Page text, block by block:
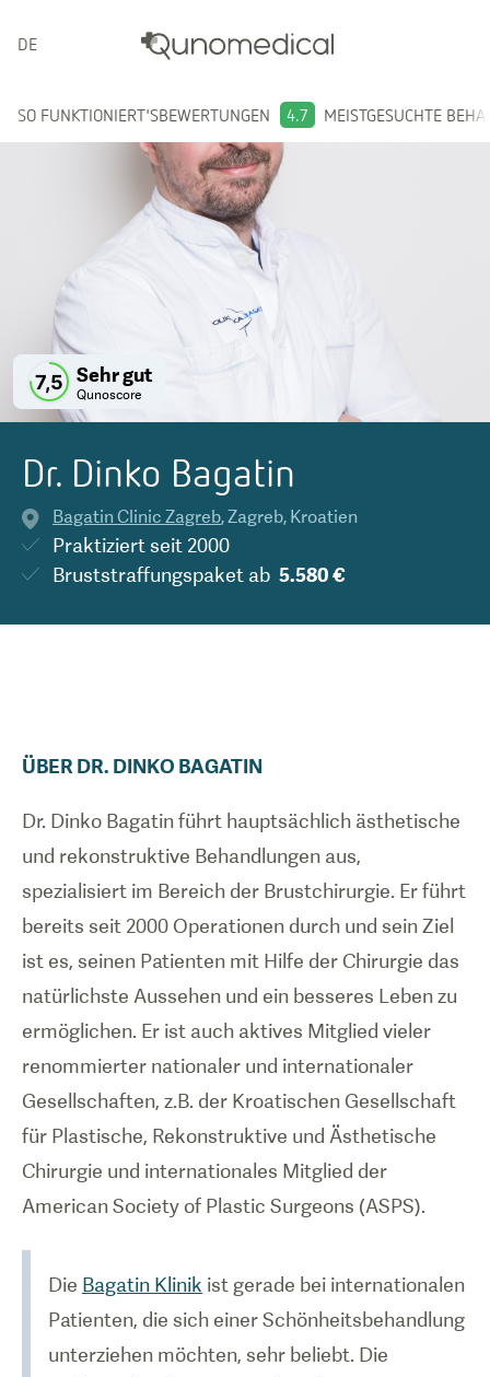
DEUTSCH
SO FUNKTIONIERT'SBEWERTUNGEN 4.7 MEISTGESUCHTE
7,5 Sehr gut
Qunoscore
Dr. Dinko Bagatin
Bagatin Clinic Zagreb,Zagreb, Kroatien
Praktiziert seit 2000
Bruststraffungspaket ab 5.580 €
ÜBER DR. DINKO BAGATIN
Dr. Dinko Bagatin führt hauptsächlich ästhetische
und rekonstruktive Behandlungen aus,
spezialisiert im Bereich der Brustchirurgie. Er führt
bereits seit 2000 Operationen durch und sein Ziel
ist es, seinen Patienten mit Hilfe der Chirurgie das
natürlichste Aussehen und ein besseres Leben zu
ermöglichen. Er ist auch aktives Mitglied vieler
renommierter nationaler und internationaler
Gesellschaften, z.B. der Kroatischen Gesellschaft
für Plastische, Rekonstruktive und Ästhetische
Chirurgie und internationales Mitglied der
American Society of Plastic Surgeons (ASPS).
Die Bagatin Klinik ist gerade bei internationalen
Patienten, die sich einer Schönheitsbehandlung
unterziehen möchten, sehr beliebt. Die